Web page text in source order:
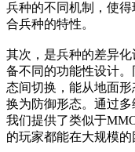
兵种的不同机制，使
合兵种的特性。
其次，是兵种的差异
备不同的功能性设计
态间切换，能从地面
换为防御形态。通过多
我们提供了类似于
的玩家都能在大规模的